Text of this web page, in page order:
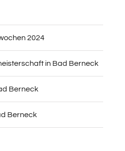
2024
in Bad Berneck
Berneck
Berneck